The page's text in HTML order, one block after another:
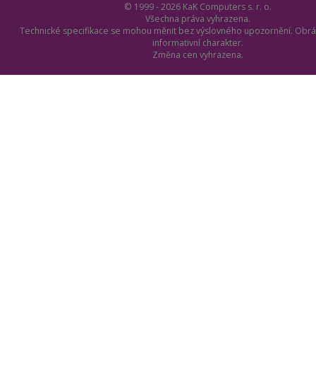
© 1999 - 2026 KaK Computers s. r. o.
Všechna práva vyhrazena.
Technické specifikace se mohou měnit bez výslovného upozornění.
informativní charakter.
Změna cen vyhrazena.